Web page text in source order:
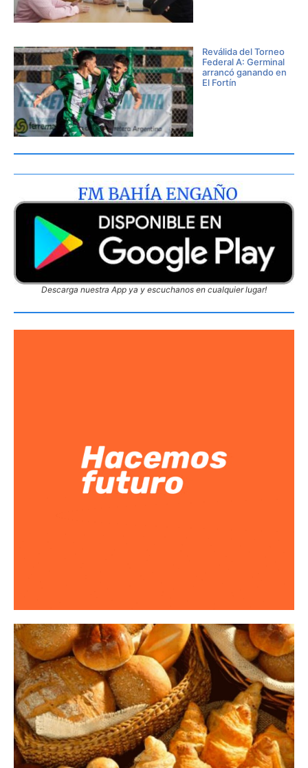
Reválida del Torneo
Federal A: Germinal
arrancó ganando en
El Fortín
Descarga nuestra App ya y escuchanos en cualquier lugar!